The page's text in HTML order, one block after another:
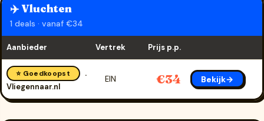
✈️ Vluchten
1 deals · vanaf €34
Aanbieder Vertrek Prijs p.p.
⭐ Goedkoopst
Vliegennaar.nl
EIN €34 Bekijk→